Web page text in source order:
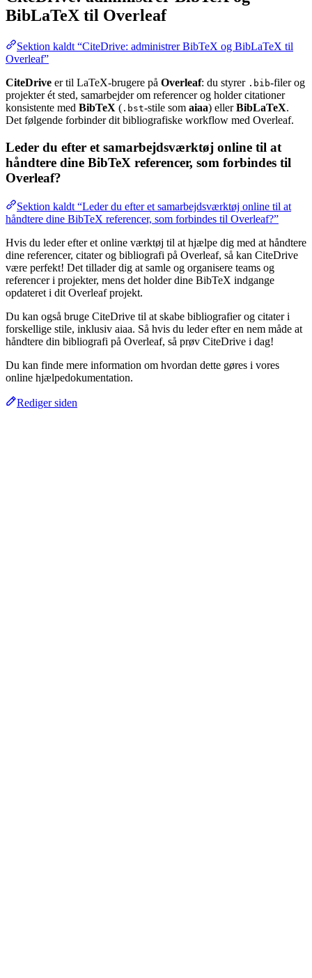
BibLaTeX til Overleaf
Sektion kaldt “CiteDrive: administrer BibTeX og BibLaTeX til
Overleaf”
CiteDrive er til LaTeX-brugere på Overleaf: du styrer .bib-filer og
projekter ét sted, samarbejder om referencer og holder citationer
konsistente med BibTeX ( .bst-stile som aiaa) ellerBibLaTeX.
Det følgende forbinder dit bibliografiske workflow med Overleaf.
Leder du efter et samarbejdsværktøj online til at
håndtere dine BibTeX referencer, som forbindes til
Overleaf?
Sektion kaldt “Leder du efter et samarbejdsværktøj online til at
håndtere dine BibTeX referencer, som forbindes til Overleaf?”
Hvis du leder efter et online værktøj til at hjælpe dig med at håndtere
dine referencer, citater og bibliografi på Overleaf, så kan CiteDrive
være perfekt! Det tillader dig at samle og organisere teams og
referencer i projekter, mens det holder dine BibTeX indgange
opdateret i dit Overleaf projekt.
Du kan også bruge CiteDrive til at skabe bibliografier og citater i
forskellige stile, inklusiv aiaa. Så hvis du leder efter en nem måde at
håndtere din bibliografi på Overleaf, så prøv CiteDrive i dag!
Du kan finde mere information om hvordan dette gøres i vores
online hjælpedokumentation.
Rediger siden